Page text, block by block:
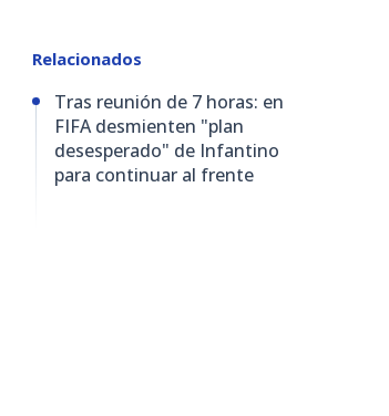
Relacionados
Tras reunión de 7 horas: en
FIFA desmienten "plan
desesperado" de Infantino
para continuar al frente